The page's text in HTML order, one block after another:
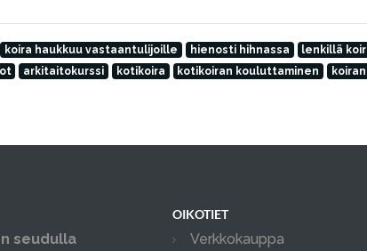
koira haukkuu vastaantulijoille hienosti hihnassa lenkillä
arkitaitokurssi kotikoira kotikoiran kouluttaminen
seudulla
OIKOTIET
Verkkokauppa